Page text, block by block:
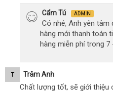
Cẩm Tú ADMIN
Có nhé, Anh yên
hàng mới thanh toán
hàng miễn phí trong 7
T Trâm Anh
Chất lượng tốt, sẽ giới thiệu